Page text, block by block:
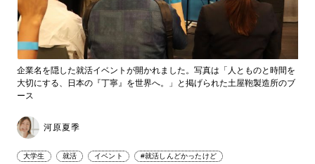
企業名を隠した就活イベントが開かれました。写真は「人とものと時間を
大切にする、日本の『丁寧』を世界へ。」と掲げられた土屋鞄製造所のブ
ース
河原夏季
大学生 就活 イベント #就活しんどかったけど